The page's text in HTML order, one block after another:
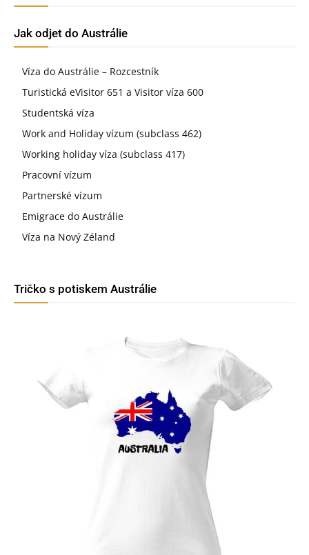
Jak odjet do Austrálie
Víza do Austrálie – Rozcestník
Turistická eVisitor 651 a Visitor víza 600
Studentská víza
Work and Holiday vízum (subclass 462)
Working holiday víza (subclass 417)
Pracovní vízum
Partnerské vízum
Emigrace do Austrálie
Víza na Nový Zéland
Tričko s potiskem Austrálie